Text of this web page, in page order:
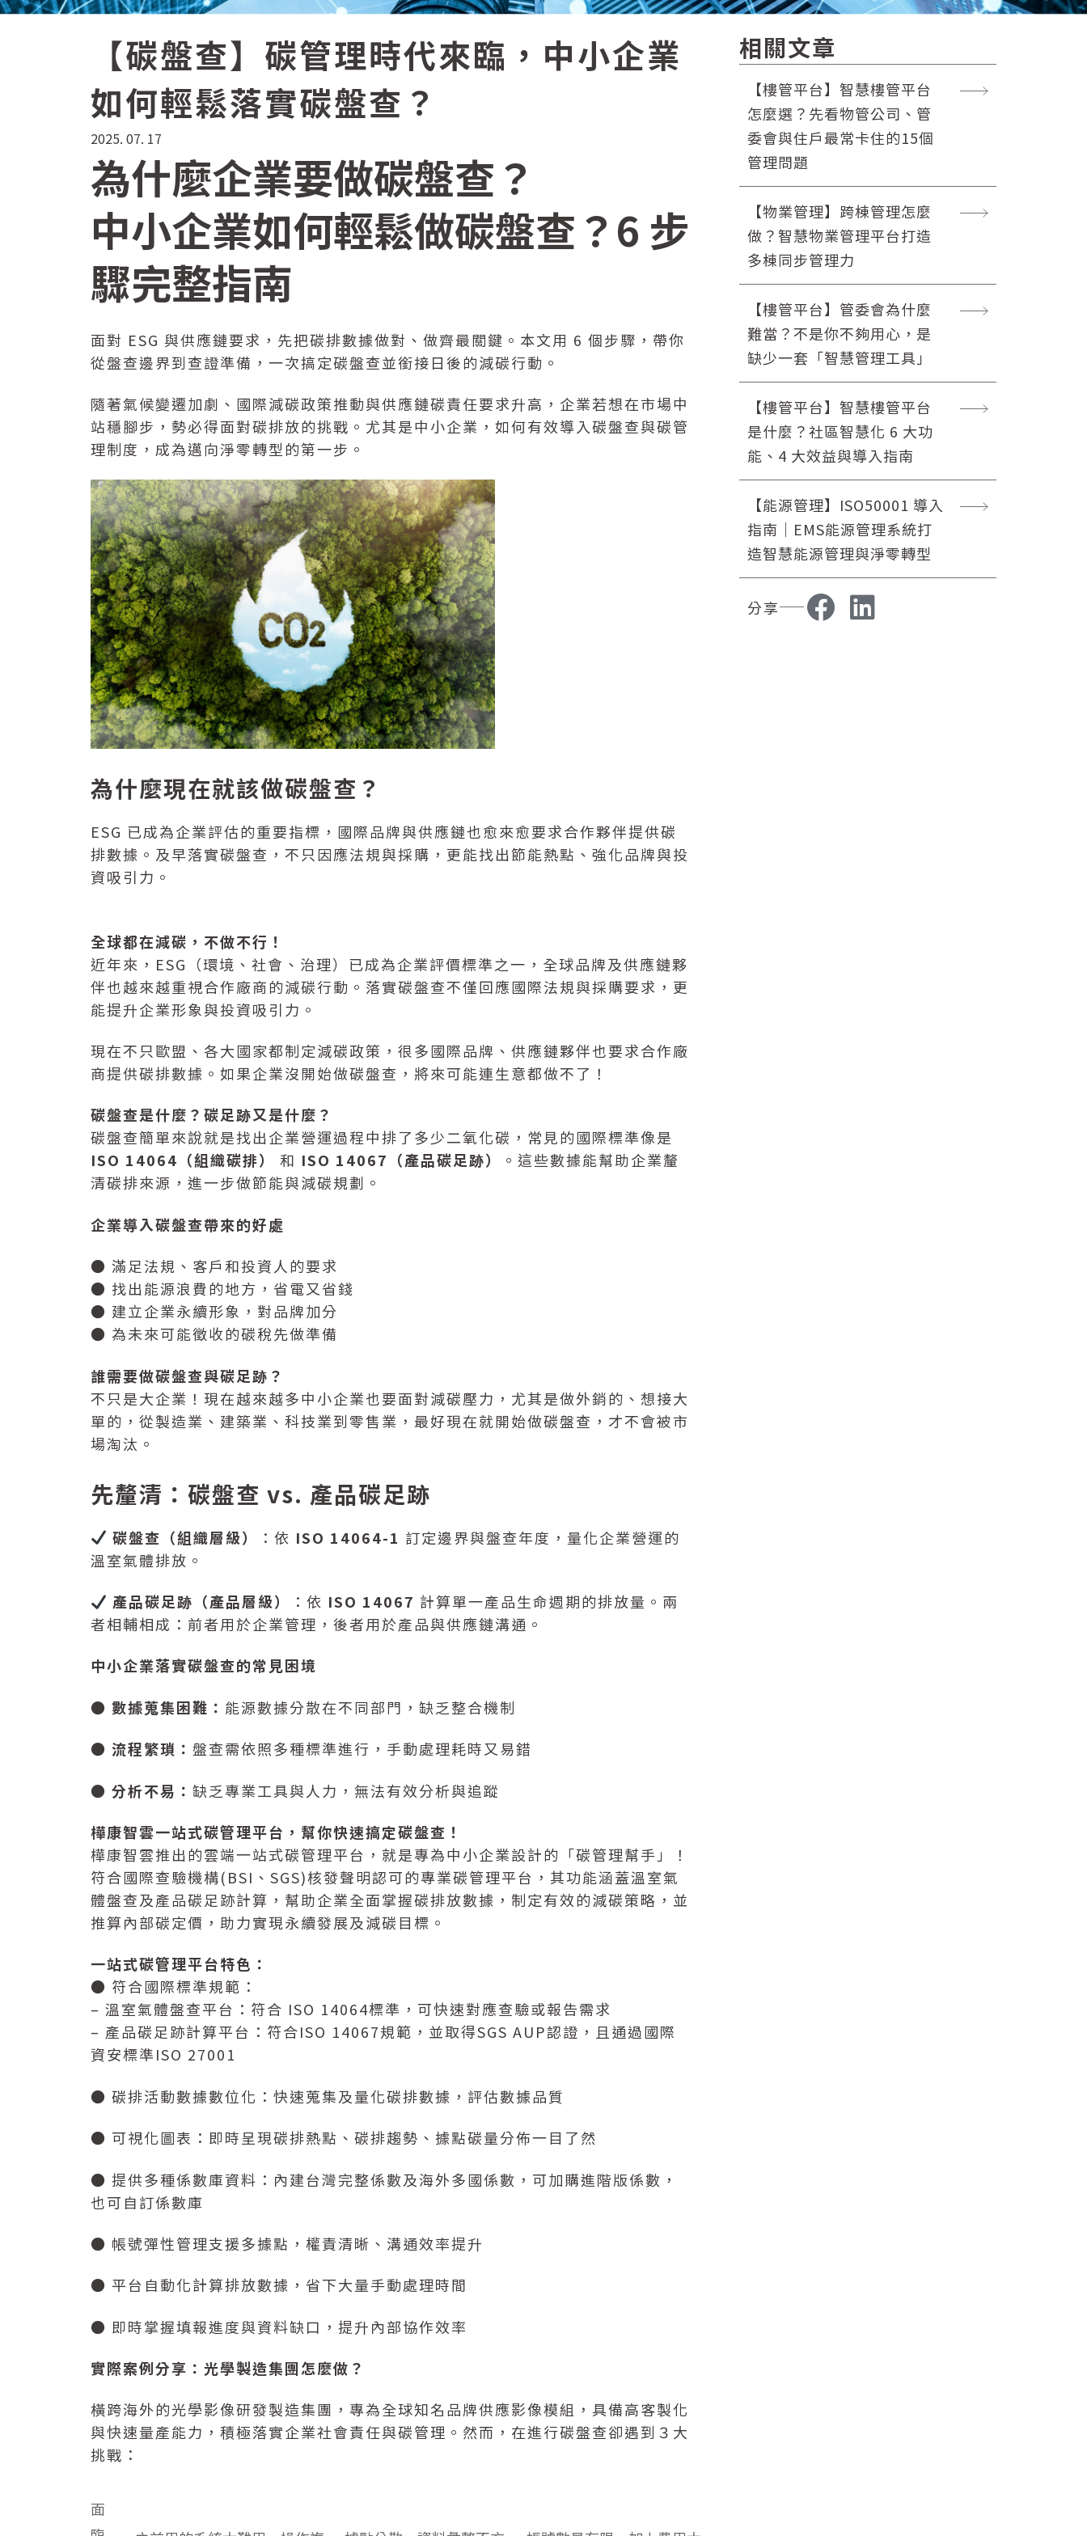
【碳盤查】碳管理時代來臨，中小企業
如何輕鬆落實碳盤查？
2025. 07. 17
為什麼企業要做碳盤查？
中小企業如何輕鬆做碳盤查？6 步
驟完整指南
面對 ESG 與供應鏈要求，先把碳排數據做對、做齊最關鍵。本文用 6 個步驟，帶你
從盤查邊界到查證準備，一次搞定碳盤查並銜接日後的減碳行動。
隨著氣候變遷加劇、國際減碳政策推動與供應鏈碳責任要求升高，企業若想在市場中
站穩腳步，勢必得面對碳排放的挑戰。尤其是中小企業，如何有效導入碳盤查與碳管
理制度，成為邁向淨零轉型的第一步。
為什麼現在就該做碳盤查？
ESG 已成為企業評估的重要指標，國際品牌與供應鏈也愈來愈要求合作夥伴提供碳
排數據。及早落實碳盤查，不只因應法規與採購，更能找出節能熱點、強化品牌與投
資吸引力。
全球都在減碳，不做不行！
近年來，ESG（環境、社會、治理）已成為企業評價標準之一，全球品牌及供應鏈夥
伴也越來越重視合作廠商的減碳行動。落實碳盤查不僅回應國際法規與採購要求，更
能提升企業形象與投資吸引力。
現在不只歐盟、各大國家都制定減碳政策，很多國際品牌、供應鏈夥伴也要求合作廠
商提供碳排數據。如果企業沒開始做碳盤查，將來可能連生意都做不了！
碳盤查是什麼？碳足跡又是什麼？
碳盤查簡單來說就是找出企業營運過程中排了多少二氧化碳，常見的國際標準像是
ISO 14064（組織碳排）
和 ISO 14067（產品碳足跡）
。這些數據能幫助企業釐
清碳排來源，進一步做節能與減碳規劃。
企業導入碳盤查帶來的好處
● 滿足法規、客戶和投資人的要求
● 找出能源浪費的地方，省電又省錢
● 建立企業永續形象，對品牌加分
● 為未來可能徵收的碳稅先做準備
誰需要做碳盤查與碳足跡？
不只是大企業！現在越來越多中小企業也要面對減碳壓力，尤其是做外銷的、想接大
單的，從製造業、建築業、科技業到零售業，最好現在就開始做碳盤查，才不會被市
場淘汰。
先釐清：碳盤查 vs. 產品碳足跡
碳盤查（組織層級） ：依 ISO 14064-1 訂定邊界與盤查年度，量化企業營運的
溫室氣體排放。
產品碳足跡（產品層級）
：依 ISO 14067 計算單一產品生命週期的排放量。兩
者相輔相成：前者用於企業管理，後者用於產品與供應鏈溝通。
中小企業落實碳盤查的常見困境
● 數據蒐集困難： 能源數據分散在不同部門，缺乏整合機制
● 流程繁瑣： 盤查需依照多種標準進行，手動處理耗時又易錯
● 分析不易： 缺乏專業工具與人力，無法有效分析與追蹤
樺康智雲一站式碳管理平台，幫你快速搞定碳盤查！
樺康智雲推出的雲端一站式碳管理平台，就是專為中小企業設計的「碳管理幫手」！
符合國際查驗機構(BSI、SGS)核發聲明認可的專業碳管理平台，其功能涵蓋溫室氣
體盤查及產品碳足跡計算，幫助企業全面掌握碳排放數據，制定有效的減碳策略，並
推算內部碳定價，助力實現永續發展及減碳目標。
一站式碳管理平台特色：
● 符合國際標準規範：
– 溫室氣體盤查平台：符合 ISO 14064標準，可快速對應查驗或報告需求
– 產品碳足跡計算平台：符合ISO 14067規範，並取得SGS AUP認證，且通過國際
資安標準ISO 27001
● 碳排活動數據數位化：快速蒐集及量化碳排數據，評估數據品質
● 可視化圖表：即時呈現碳排熱點、碳排趨勢、據點碳量分佈一目了然
● 提供多種係數庫資料：內建台灣完整係數及海外多國係數，可加購進階版係數，
也可自訂係數庫
● 帳號彈性管理支援多據點，權責清晰、溝通效率提升
● 平台自動化計算排放數據，省下大量手動處理時間
● 即時掌握填報進度與資料缺口，提升內部協作效率
實際案例分享：光學製造集團怎麼做？
橫跨海外的光學影像研發製造集團，專為全球知名品牌供應影像模組，具備高客製化
與快速量產能力，積極落實企業社會責任與碳管理。然而，在進行碳盤查卻遇到３大
挑戰：
面
相關文章
【樓管平台】智慧樓管平台
怎麼選？先看物管公司、管
委會與住戶最常卡住的15個
管理問題
【物業管理】跨棟管理怎麼
做？智慧物業管理平台打造
多棟同步管理力
【樓管平台】管委會為什麼
難當？不是你不夠用心，是
缺少一套「智慧管理工具」
【樓管平台】智慧樓管平台
是什麼？社區智慧化 6 大功
能、4 大效益與導入指南
【能源管理】ISO50001 導入
指南｜EMS能源管理系統打
造智慧能源管理與淨零轉型
分享